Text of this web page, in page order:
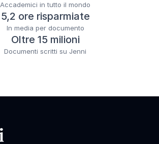
Accademici in tutto il mondo
5,2 ore risparmiate
In media per documento
Oltre 15 milioni
Documenti scritti su Jenni